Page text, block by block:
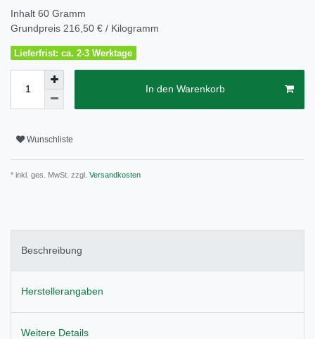
Inhalt 60 Gramm
Grundpreis 216,50 € / Kilogramm
Lieferfrist: ca. 2-3 Werktage
In den Warenkorb
Wunschliste
* inkl. ges. MwSt. zzgl. Versandkosten
Beschreibung
Herstellerangaben
Weitere Details